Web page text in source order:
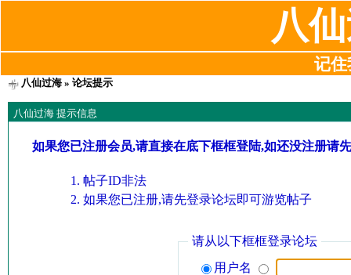
八
记住
八仙过海» 论坛提示
八仙过海 提示信息
如果您已注册会员,请直接在底下框框登陆,如还没注册请
帖子ID非法
如果您已注册,请先登录论坛即可游览帖子
请从以下框框登录论坛
用户名